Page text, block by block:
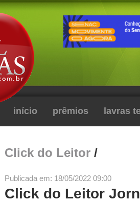
início prêmios lavras
Click do Leitor /
Publicada em: 18/05/2022 09:00
Click do Leitor